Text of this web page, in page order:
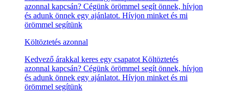
azonnal kapcsán? Cégünk örömmel segít önnek, hívjon
és adunk önnek egy ajánlatot. Hívjon minket és mi
örömmel segítünk
Költöztetés azonnal
Kedvező árakkal keres egy csapatot Költöztetés
azonnal kapcsán? Cégünk örömmel segít önnek, hívjon
és adunk önnek egy ajánlatot. Hívjon minket és mi
örömmel segítünk